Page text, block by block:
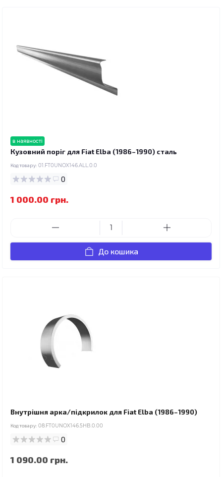
в наявності
Кузовний поріг для Fiat Elba (1986–1990) сталь
Код товару: 01.FT0UNOX146.ALL.0.0
0
1 000.00 грн.
До кошика
Внутрішня арка/підкрилок для Fiat Elba (1986–1990)
Код товару: 08.FT0UNOX146.5HB.0.00
0
1 090.00 грн.